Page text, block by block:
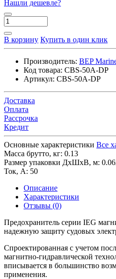
Нашли дешевле?
В корзину Купить в один клик
Производитель: BEP
Код товара: CBS-50A-DP
Артикул: CBS-50A-DP
Доставка
Оплата
Рассрочка
Кредит
Основные характеристики Все
Масса брутто, кг: 0.13
Размер упаковки ДхШхВ, м:
Ток, А: 50
Описание
Характеристики
Отзывы (0)
Предохранитель серии IEG
надежную защиту судовых
Спроектированная с учетом
магнитно-гидравлической
вписывается в большинство
применения.